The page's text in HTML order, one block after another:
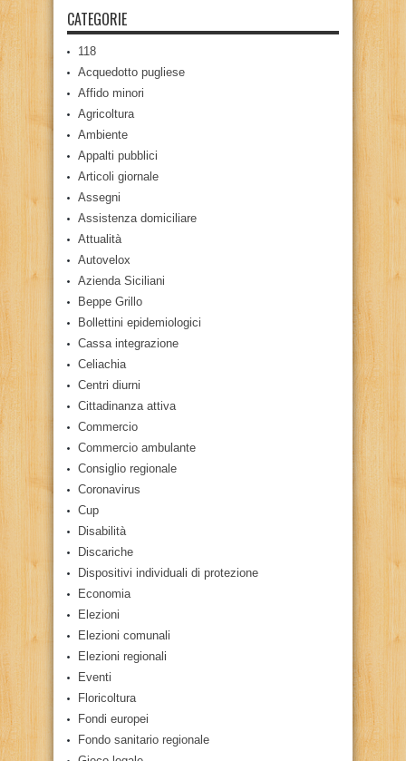
CATEGORIE
118
Acquedotto pugliese
Affido minori
Agricoltura
Ambiente
Appalti pubblici
Articoli giornale
Assegni
Assistenza domiciliare
Attualità
Autovelox
Azienda Siciliani
Beppe Grillo
Bollettini epidemiologici
Cassa integrazione
Celiachia
Centri diurni
Cittadinanza attiva
Commercio
Commercio ambulante
Consiglio regionale
Coronavirus
Cup
Disabilità
Discariche
Dispositivi individuali di protezione
Economia
Elezioni
Elezioni comunali
Elezioni regionali
Eventi
Floricoltura
Fondi europei
Fondo sanitario regionale